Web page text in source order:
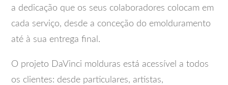
a dedicação que os seus colaboradores colocam em
cada serviço, desde a conceção do emolduramento
até à sua entrega final.
O projeto DaVinci molduras está acessível a todos
os clientes: desde particulares, artistas,